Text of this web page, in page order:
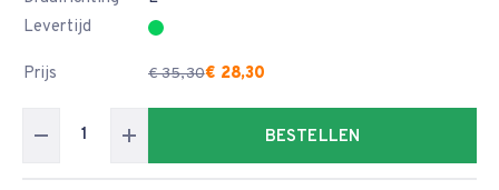
Levertijd
Prijs € 35,30€ 28,30
BESTELLEN